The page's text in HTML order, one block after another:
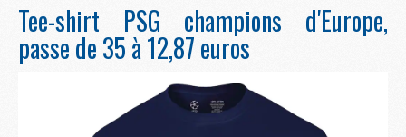
Tee-shirt PSG champions d'Europe,
passe de 35 à 12,87 euros